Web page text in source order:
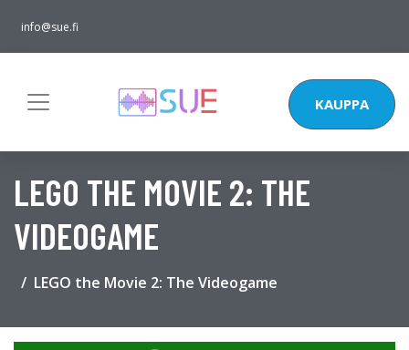
info@sue.fi
KAUPPA
LEGO THE MOVIE 2: THE
VIDEOGAME
LEGO the Movie 2: The Videogame